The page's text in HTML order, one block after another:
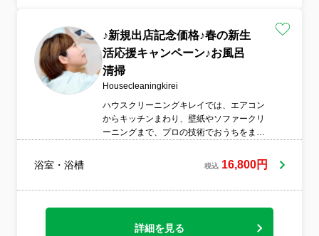
♪新規出店記念価格♪春の新生
活応援キャンペーン♪お風呂
清掃
Housecleaningkirei
ハウスクリーニングキレイでは、エアコン
からキッチンまわり、壁紙やソファークリ
ーニングまで、プロの技術でおうちをまる
大阪、名古屋など3大都市をメインにハウス
クリーニングを展開。ご家庭では難しい箇
浴室・浴槽 税込 16,800円
詳細を見る